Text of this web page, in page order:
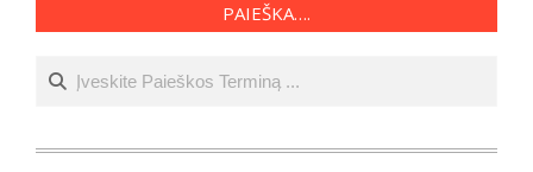
PAIEŠKA….
Ieškoti